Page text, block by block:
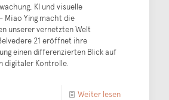
KI und visuelle
Miao Ying macht die
unserer vernetzten Welt
21 eröffnet ihre
einen differenzierten Blick auf
digitaler Kontrolle.
Weiter lesen